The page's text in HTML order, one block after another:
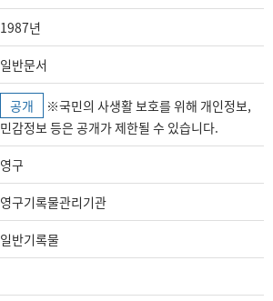
1987년
일반문서
공개
민감정보 등은 공개가 제한될 수 있습니다.
영구
영구기록물관리기관
일반기록물